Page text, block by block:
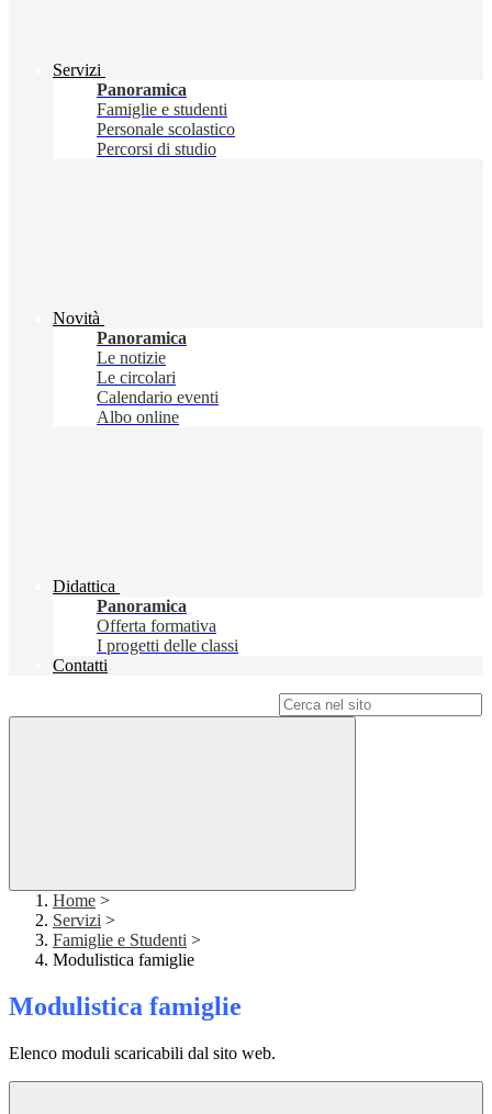
Servizi
Panoramica
Famiglie e studenti
Personale scolastico
Percorsi di studio
Novità
Panoramica
Le notizie
Le circolari
Calendario eventi
Albo online
Didattica
Panoramica
Offerta formativa
I progetti delle classi
Contatti
Home >
Servizi >
Famiglie e Studenti >
Modulistica famiglie
Modulistica famiglie
Elenco moduli scaricabili dal sito web.